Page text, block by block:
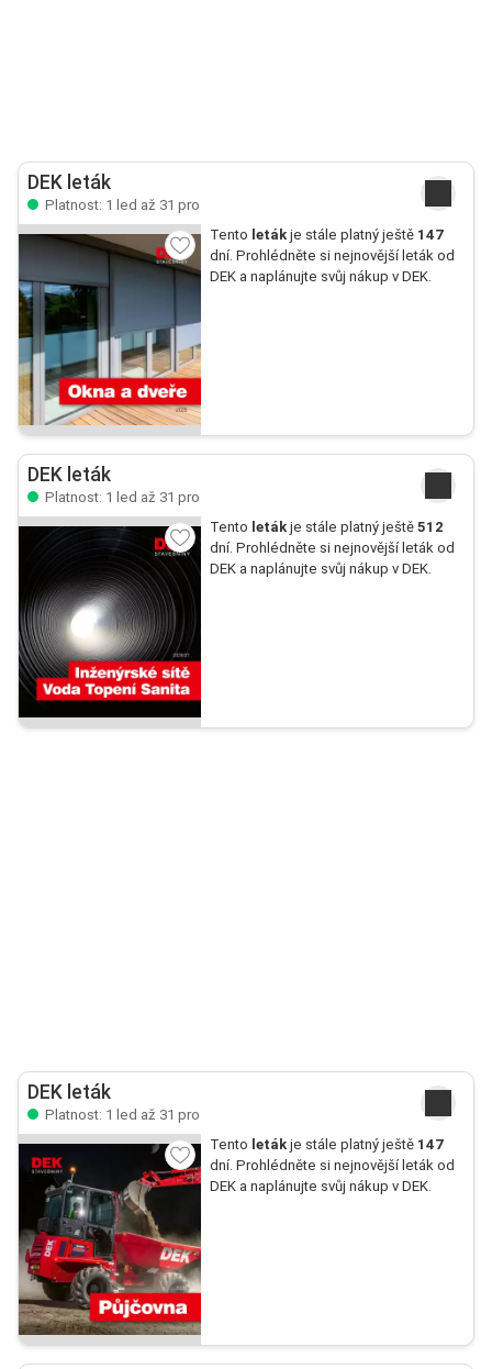
DEK leták
Platnost: 1 led až 31 pro
Tento letákje stále platný ještě 147
dní. Prohlédněte si nejnovější leták od
DEK a naplánujte svůj nákup v DEK.
DEK leták
Platnost: 1 led až 31 pro
Tento letákje stále platný ještě 512
dní. Prohlédněte si nejnovější leták od
DEK a naplánujte svůj nákup v DEK.
DEK leták
Platnost: 1 led až 31 pro
Tento letákje stále platný ještě 147
dní. Prohlédněte si nejnovější leták od
DEK a naplánujte svůj nákup v DEK.